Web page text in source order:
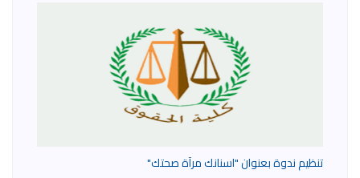
تنظيم ندوة بعنوان "اسنانك مرآة صحتك"